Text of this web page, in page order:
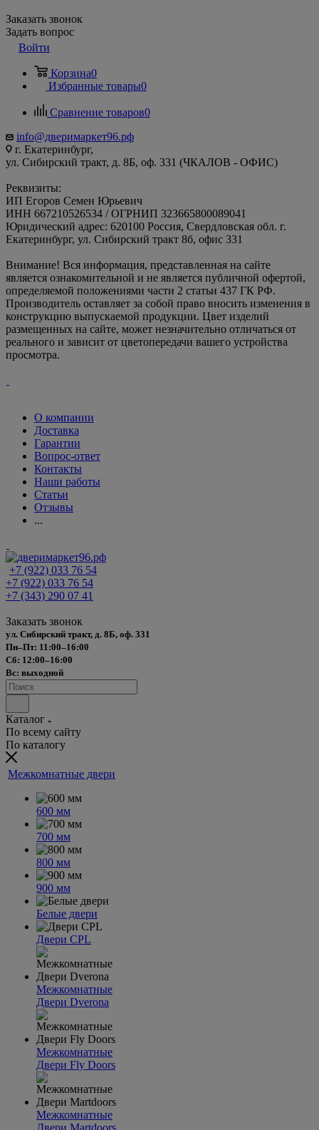
Заказать звонок
Задать вопрос
Войти
Корзина0
Избранные товары0
Сравнение товаров0
info@дверимаркет96.рф
г. Екатеринбург,
ул. Сибирский тракт, д. 8Б, оф. 331 (ЧКАЛОВ - ОФИС)
Реквизиты:
ИП Егоров Семен Юрьевич
ИНН 667210526534 / ОГРНИП 323665800089041
Юридический адрес: 620100 Россия, Свердловская обл. г.
Екатеринбург, ул. Сибирский тракт 8б, офис 331
Внимание! Вся информация, представленная на сайте
является ознакомительной и не является публичной офертой,
определяемой положениями части 2 статьи 437 ГК РФ.
Производитель оставляет за собой право вносить изменения в
конструкцию выпускаемой продукции. Цвет изделий
размещенных на сайте, может незначительно отличаться от
реального и зависит от цветопередачи вашего устройства
просмотра.
О компании
Доставка
Гарантии
Вопрос-ответ
Контакты
Наши работы
Статьи
Отзывы
...
+7 (922) 033 76 54
+7 (922) 033 76 54
+7 (343) 290 07 41
Заказать звонок
ул. Сибирский тракт, д. 8Б, оф. 331
Пн–Пт: 11:00–16:00
Сб: 12:00–16:00
Вс: выходной
Каталог
По всему сайту
По каталогу
Межкомнатные двери
600 мм
700 мм
800 мм
900 мм
Белые двери
Двери CPL
Межкомнатные
Двери Dverona
Межкомнатные
Двери Fly Doors
Межкомнатные
Двери Martdoors